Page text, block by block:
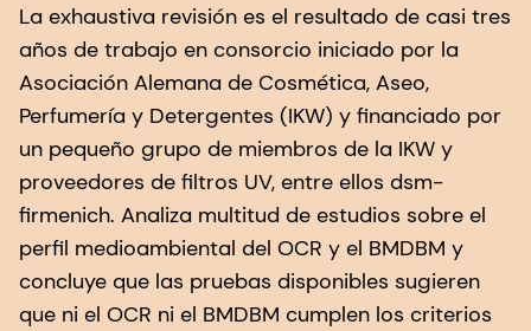
La exhaustiva revisión es el resultado de casi tres
años de trabajo en consorcio iniciado por la
Asociación Alemana de Cosmética, Aseo,
Perfumería y Detergentes (IKW) y financiado por
un pequeño grupo de miembros de la IKW y
proveedores de filtros UV, entre ellos dsm-
firmenich. Analiza multitud de estudios sobre el
perfil medioambiental del OCR y el BMDBM y
concluye que las pruebas disponibles sugieren
que ni el OCR ni el BMDBM cumplen los criterios